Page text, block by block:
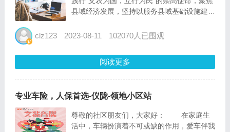
县域经济发展，坚持以服务县域基础设施建设
农”和乡村振兴的重点方向，不断加大信贷投
破30亿元，达30....
clz123 2023-08-11 102070人已围观
阅读更多
专业车险，人保首选-仪陇-领地小区站
尊敬的社区朋友们，大家好： 在家庭生
活中，车辆扮演着不可或缺的作用，爱车伴我